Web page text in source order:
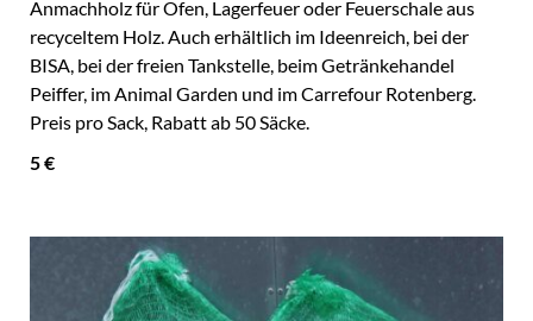
Anmachholz für Ofen, Lagerfeuer oder Feuerschale aus
recyceltem Holz. Auch erhältlich im Ideenreich, bei der
BISA, bei der freien Tankstelle, beim Getränkehandel
Peiffer, im Animal Garden und im Carrefour Rotenberg.
Preis pro Sack, Rabatt ab 50 Säcke.
5 €